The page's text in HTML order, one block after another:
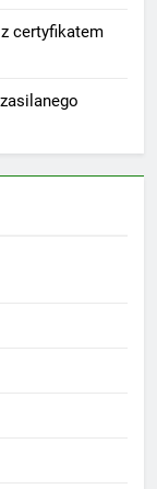
certyfikatem